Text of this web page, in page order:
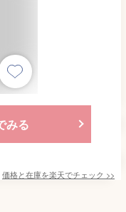
みる
価格と在庫を楽天でチェック >>